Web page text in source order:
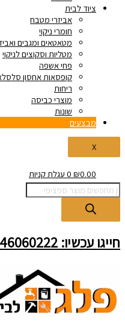
ציוד לבית
אביזרי מטבח
חומרי ניקוי
מטאטאים ומגבים
מטליות וסקוצים לניקוי
פחי אשפה
קופסאות אחסון
ריחות
מוצרי כביסה
שונות
מבצעים
X
₪0.00
0 עגלת קניות
חייגו עכשיו: 046060222